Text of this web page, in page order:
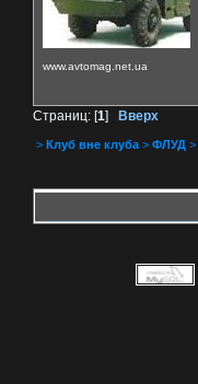
www.avtomag.net.ua
Страниц: [1] Вверх
> Клуб вне клуба > ФЛУД >